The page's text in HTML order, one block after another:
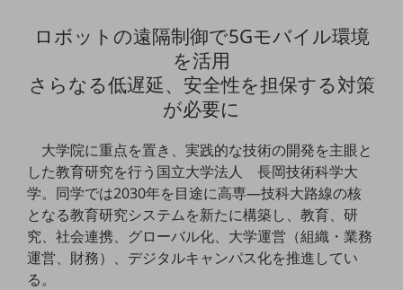
ケータイプラン
データプラス
home5Gプラン
モバイルサービス
端末の一元管理
セキュリティ
運用保守・故障紛失サポート
ロボットの遠隔制御で5Gモバイル環境
を活用
さらなる低遅延、安全性を担保する対策
が必要に
大学院に重点を置き、実践的な技術の開発を主眼と
した教育研究を行う国立大学法人 長岡技術科学大
学。同学では2030年を目途に高専―技科大路線の核
となる教育研究システムを新たに構築し、教育、研
究、社会連携、グローバル化、大学運営（組織・業務
運営、財務）、デジタルキャンパス化を推進してい
る。